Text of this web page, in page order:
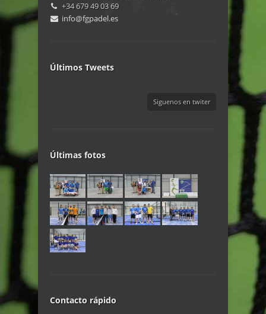
+34 679 49 03 69
info@fgpadel.es
Últimos Tweets
Siguenos en twiter
Últimas fotos
Contacto rápido